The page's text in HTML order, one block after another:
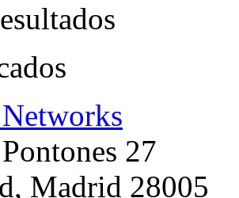
27
Madrid 28005